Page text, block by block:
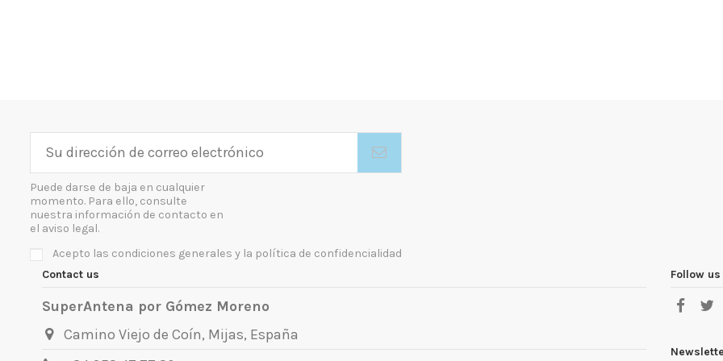
Puede darse de baja en cualquier
momento. Para ello, consulte
nuestra información de contacto en
el aviso legal.
Acepto las condiciones generales y la política de confidencialidad
Contact us
SuperAntena por Gómez Moreno
Camino Viejo de Coín, Mijas, España
Follow us